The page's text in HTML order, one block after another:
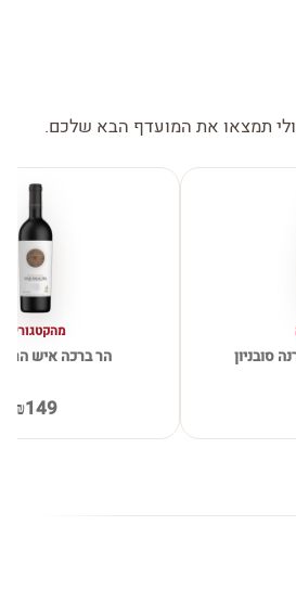
תמצאו את המועדף הבא שלכם.
סובניון
מהקטגוריה
הר ברכה איש
₪149